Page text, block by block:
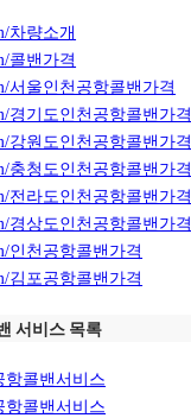
차량소개
콜밴가격
서울인천공항콜밴가격
경기도인천공항콜밴가격
강원도인천공항콜밴가격
충청도인천공항콜밴가격
전라도인천공항콜밴가격
경상도인천공항콜밴가격
인천공항콜밴가격
김포공항콜밴가격
서비스 목록
항콜밴서비스
항콜밴서비스